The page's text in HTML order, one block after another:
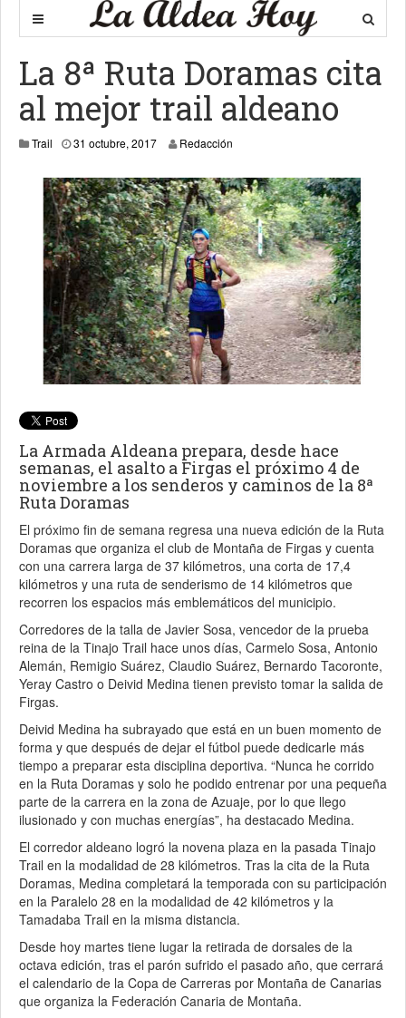
La 8ª Ruta Doramas cita
al mejor trail aldeano
Trail 31 octubre, 201731 octubre, 2017
Redacción
La Armada Aldeana prepara, desde hace
semanas, el asalto a Firgas el próximo 4 de
noviembre a los senderos y caminos de la 8ª
Ruta Doramas
El próximo fin de semana regresa una nueva edición de la Ruta
Doramas que organiza el club de Montaña de Firgas y cuenta
con una carrera larga de 37 kilómetros, una corta de 17,4
kilómetros y una ruta de senderismo de 14 kilómetros que
recorren los espacios más emblemáticos del municipio.
Corredores de la talla de Javier Sosa, vencedor de la prueba
reina de la Tinajo Trail hace unos días, Carmelo Sosa, Antonio
Alemán, Remigio Suárez, Claudio Suárez, Bernardo Tacoronte,
Yeray Castro o Deivid Medina tienen previsto tomar la salida de
Firgas.
Deivid Medina ha subrayado que está en un buen momento de
forma y que después de dejar el fútbol puede dedicarle más
tiempo a preparar esta disciplina deportiva. “Nunca he corrido
en la Ruta Doramas y solo he podido entrenar por una pequeña
parte de la carrera en la zona de Azuaje, por lo que llego
ilusionado y con muchas energías”, ha destacado Medina.
El corredor aldeano logró la novena plaza en la pasada Tinajo
Trail en la modalidad de 28 kilómetros. Tras la cita de la Ruta
Doramas, Medina completará la temporada con su participación
en la Paralelo 28 en la modalidad de 42 kilómetros y la
Tamadaba Trail en la misma distancia.
Desde hoy martes tiene lugar la retirada de dorsales de la
octava edición, tras el parón sufrido el pasado año, que cerrará
el calendario de la Copa de Carreras por Montaña de Canarias
que organiza la Federación Canaria de Montaña.